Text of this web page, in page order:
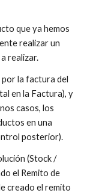
que ya hemos
realizar un
realizar.
la factura del
en la Factura), y
casos, los
en una
posterior).
(Stock /
el Remito de
creado el remito